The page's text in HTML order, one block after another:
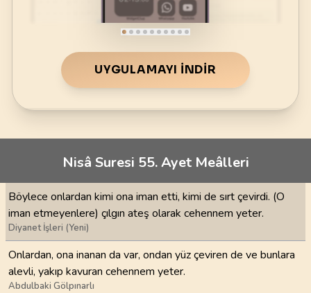
UYGULAMAYI İNDIR
Nisâ Suresi 55. Ayet Meâlleri
Böylece onlardan kimi ona iman etti, kimi de sırt çevirdi. (O
iman etmeyenlere) çılgın ateş olarak cehennem yeter.
Diyanet İşleri (Yeni)
Onlardan, ona inanan da var, ondan yüz çeviren de ve bunlara
alevli, yakıp kavuran cehennem yeter.
Abdulbaki Gölpınarlı